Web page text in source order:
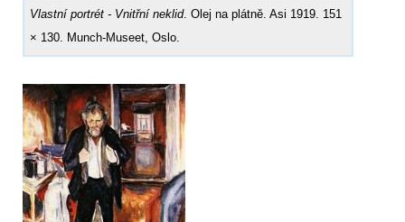
Vlastní portrét - Vnitřní neklid. Olej na plátně. Asi 1919. 151
× 130. Munch-Museet, Oslo.